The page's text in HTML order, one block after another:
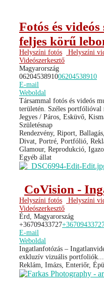
Fotós és
feljes körű
Helyszíni fotós Helyszíni
Videószerkesztő
Magyarország
0620453891006204538910
E-mail
Weboldal
Társammal fotós és videós
területén. Széles portfólióval
Jegyes / Páros, Esküvő,
Születésnap
Rendezvény, Riport,
Divat, Portré, Portfólió,
Glamour, Reprodukció,
Egyéb állat
CoVision -
Helyszíni fotós Helyszíni
Videószerkesztő
Érd, Magyarország
+36709433727
E-mail
Weboldal
Ingatlanfotózás –
exkluzív vizuális portfoliók...
Reklám, Imázs, Enteriőr,